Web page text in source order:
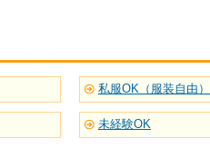
私服OK（服装自由）
未経験OK